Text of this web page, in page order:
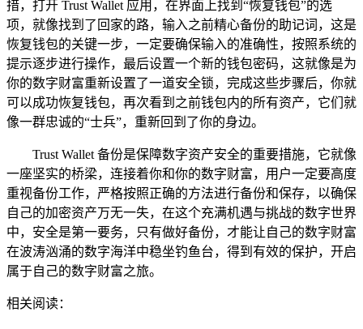
措，打开 Trust Wallet 应用，在界面上找到“恢复钱包”的选
项，就像找到了回家的路，输入之前精心备份的助记词，这是
恢复钱包的关键一步，一定要确保输入的准确性，按照系统的
提示逐步进行操作，最后设置一个新的钱包密码，这就像是为
你的数字财富重新设置了一道安全锁，完成这些步骤后，你就
可以成功恢复钱包，再次看到之前钱包内的所有资产，它们就
像一群忠诚的“士兵”，重新回到了你的身边。
Trust Wallet 备份是保障数字资产安全的重要措施，它就像
一座坚实的桥梁，连接着你和你的数字财富，用户一定要高度
重视备份工作，严格按照正确的方法进行备份和保存，以确保
自己的加密资产万无一失，在这个充满机遇与挑战的数字世界
中，安全是第一要务，只有做好备份，才能让自己的数字财富
在波涛汹涌的数字海洋中稳坐钓鱼台，得到有效的保护，开启
属于自己的数字财富之旅。
相关阅读：